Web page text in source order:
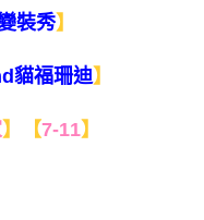
裝秀】
貓福珊迪】
】 【7-11】